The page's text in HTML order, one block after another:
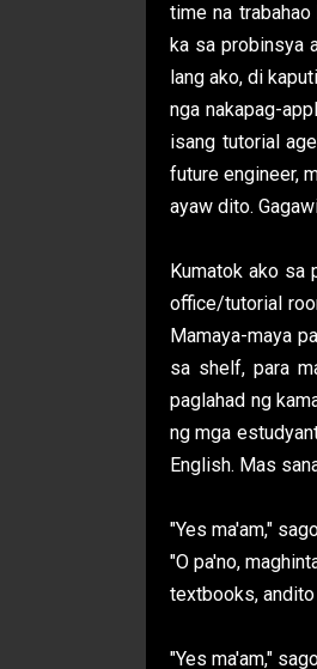
time na
ka sa probinsya
lang ako, di
nga nakapag-
isang tutorial
future engineer,
ayaw dito.
Kumatok ako sa
office/tutorial
Mamaya-maya
sa shelf, para
paglahad ng
ng mga
English. Mas
"Yes ma'am,"
"O pa'no,
textbooks, andito
"Yes ma'am,"